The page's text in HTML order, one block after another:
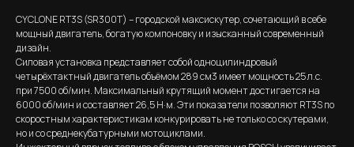
CYCLONE RT3S (SR300T) – городской максискутер, сочетающий в себе
мощный двигатель, богатую компоновку и изысканный современный
дизайн.
Силовая установка представляет собой одноцилиндровый
четырёхтактный двигатель объёмом 289 см3 имеет мощность 25 л.с.
при 7500 об/мин. Максимальный крутящий момент достигается на
6000 об/мин и составляет 26,5 Н·м. Эти показатели позволяют RT3S по
скоростным характеристикам конкурировать не только со скутерами,
но и со среднекубатурными мотоциклами.